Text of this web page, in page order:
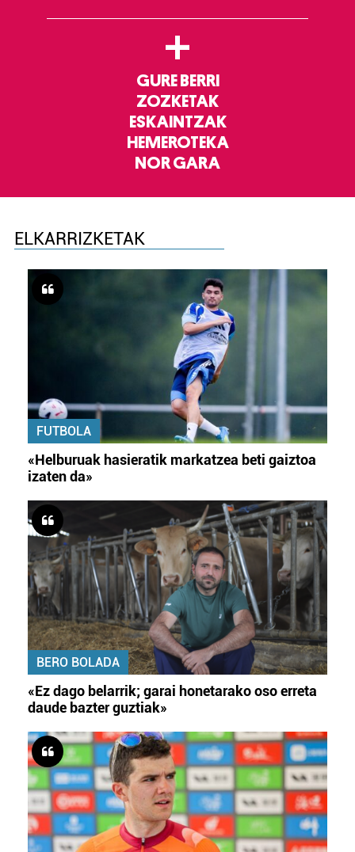
+
GURE BERRI
ZOZKETAK
ESKAINTZAK
HEMEROTEKA
NOR GARA
ELKARRIZKETAK
FUTBOLA
«Helburuak hasieratik markatzea beti gaiztoa
izaten da»
BERO BOLADA
«Ez dago belarrik; garai honetarako oso erreta
daude bazter guztiak»